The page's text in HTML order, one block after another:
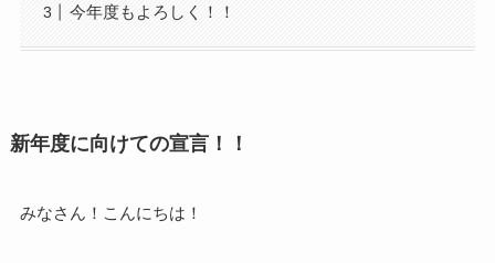
今年度もよろしく！！
新年度に向けての宣言！！
みなさん！こんにちは！